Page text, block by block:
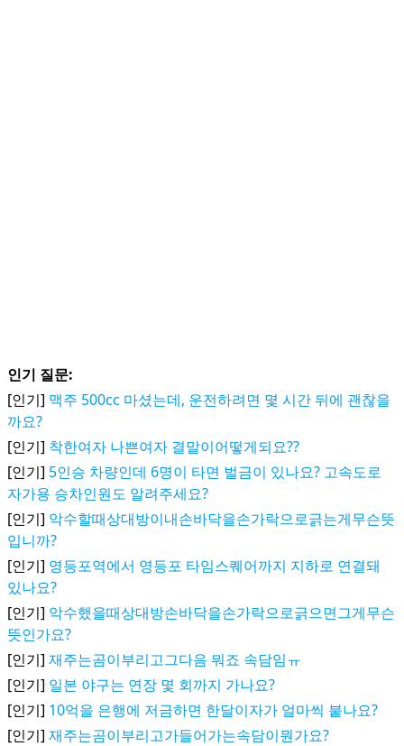
인기 질문:
[인기] 맥주 500cc 마셨는데, 운전하려면 몇 시간 뒤에 괜찮을
까요?
[인기] 착한여자 나쁜여자 결말이어떻게되요??
[인기] 5인승 차량인데 6명이 타면 벌금이 있나요? 고속도로
자가용 승차인원도 알려주세요?
[인기] 악수할때상대방이내손바닥을손가락으로긁는게무슨뜻
입니까?
[인기] 영등포역에서 영등포 타임스퀘어까지 지하로 연결돼
있나요?
[인기] 악수했을때상대방손바닥을손가락으로긁으면그게무슨
뜻인가요?
[인기] 재주는곰이부리고그다음 뭐죠 속담임ㅠ
[인기] 일본 야구는 연장 몇 회까지 가나요?
[인기] 10억을 은행에 저금하면 한달이자가 얼마씩 붙나요?
[인기] 재주는곰이부리고가들어가는속담이뭔가요?